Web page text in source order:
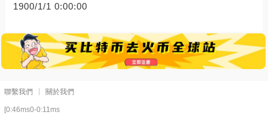
1900/1/1 0:00:00
聯繫我們 關於我們
[0:46ms0-0:11ms